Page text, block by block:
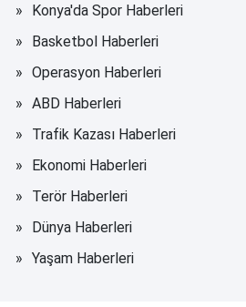
Konya'da Spor Haberleri
Basketbol Haberleri
Operasyon Haberleri
ABD Haberleri
Trafik Kazası Haberleri
Ekonomi Haberleri
Terör Haberleri
Dünya Haberleri
Yaşam Haberleri